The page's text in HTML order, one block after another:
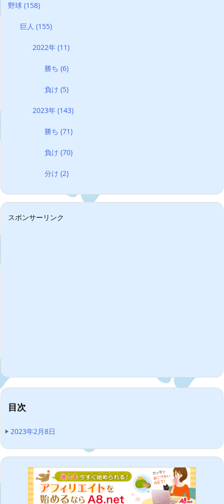
野球 (158)
巨人(155)
2022年 (11)
勝ち(6)
負け(5)
2023年 (143)
勝ち(71)
負け(70)
分け(2)
スポンサーリンク
目次
2023年2月8日